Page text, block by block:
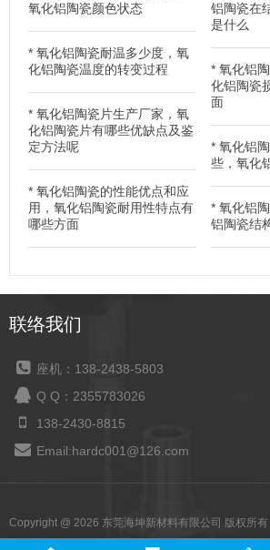
氧化铝陶瓷颜色状态
铝陶瓷在
是什么
* 氧化铝陶瓷耐温多少度，氧
化铝陶瓷温度的转变过程
* 氧化铝
化铝陶瓷
面
* 氧化铝陶瓷片生产厂家，氧
化铝陶瓷片有哪些优缺点及鉴
定方法呢
* 氧化铝
些，氧化
* 氧化铝陶瓷的性能优点和应
用，氧化铝陶瓷耐用性特点有
哪些方面
* 氧化铝
铝陶瓷结
联络我们
座机：138-2438-5803
Q Q：2355783026
138-2430-8815
Email:hardc001@126.com
Copyright @ 2026 东莞海坤新材料有限公司 版权所